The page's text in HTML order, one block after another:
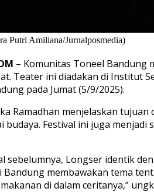
Putri Amiliana/Jurnalposmedia)
– Komunitas Toneel Bandung
Teater ini diadakan di Institut
pada Jumat (5/9/2025).
Ramadhan menjelaskan
Festival ini juga
sebelumnya, Longser identik
Bandung membawakan tema
di dalam ceritanya,”